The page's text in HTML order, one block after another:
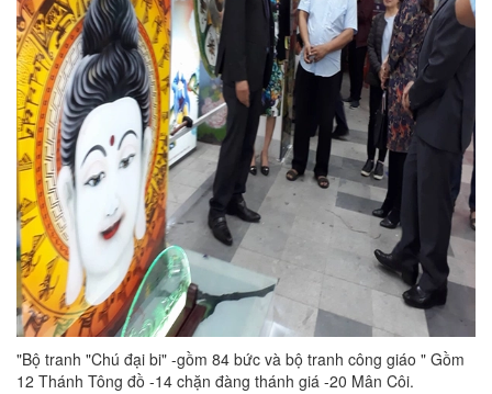
"Bộ tranh "Chú đại bi" -gồm 84 bức và bộ tranh công giáo " Gồm
12 Thánh Tông đồ -14 chặn đàng thánh giá -20 Mân Côi.